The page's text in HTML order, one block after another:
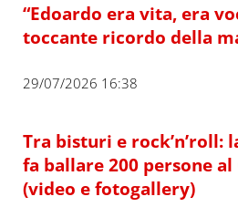
“Edoardo era vita, era
toccante ricordo della
29/07/2026 16:38
Tra bisturi e rock’n’roll:
fa ballare 200 persone
(video e fotogallery)